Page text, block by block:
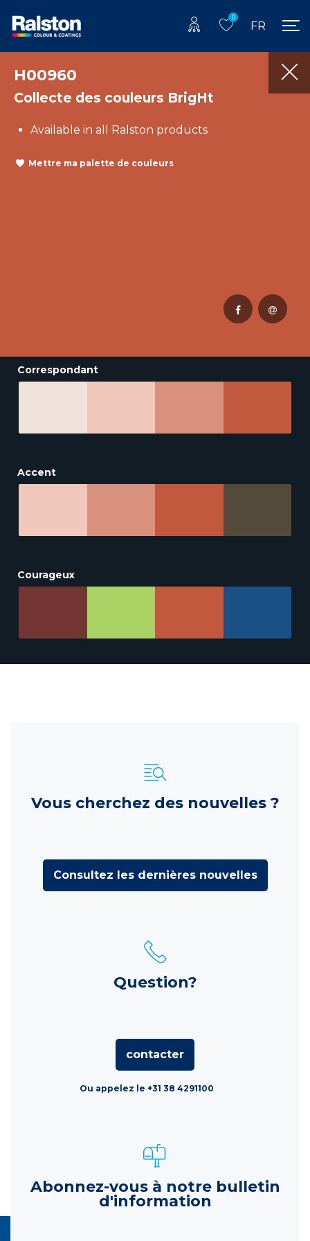
0
FR
H00960
Collecte des couleurs BrigHt
Available in all Ralston products
Mettre ma palette de couleurs
Correspondant
Accent
Courageux
Vous cherchez des nouvelles ?
Consultez les dernières nouvelles
Question?
contacter
Ou appelez le +31 38 4291100
Abonnez-vous à notre bulletin
d'information